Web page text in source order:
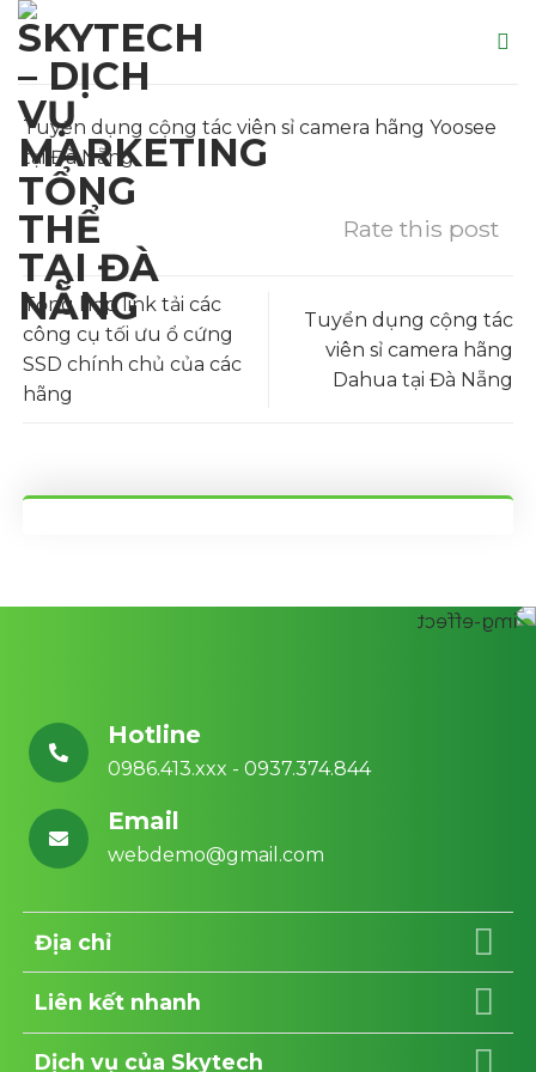
Skip
to
content
Tuyển dụng cộng tác viên sỉ camera hãng Yoosee
tại Đà Nẵng
Rate this post
Tổng hợp link tải các
công cụ tối ưu ổ cứng
SSD chính chủ của các
hãng
Tuyển dụng cộng tác
viên sỉ camera hãng
Dahua tại Đà Nẵng
Hotline
0986.413.xxx - 0937.374.844
Email
webdemo@gmail.com
Địa chỉ
Liên kết nhanh
Dịch vụ của Skytech